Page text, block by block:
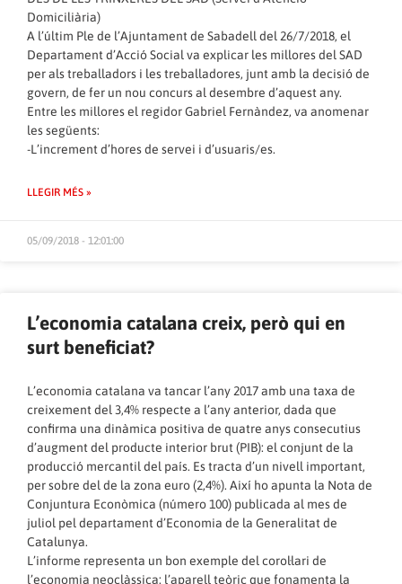
Domiciliària)
A l’últim Ple de l’Ajuntament de Sabadell del 26/7/2018, el
Departament d’Acció Social va explicar les millores del SAD
per als treballadors i les treballadores, junt amb la decisió de
govern, de fer un nou concurs al desembre d’aquest any.
Entre les millores el regidor Gabriel Fernàndez, va anomenar
les següents:
-L’increment d’hores de servei i d’usuaris/es.
LLEGIR MÉS »
05/09/2018 - 12:01:00
L’economia catalana creix, però qui en
surt beneficiat?
L’economia catalana va tancar l’any 2017 amb una taxa de
creixement del 3,4% respecte a l’any anterior, dada que
confirma una dinàmica positiva de quatre anys consecutius
d’augment del producte interior brut (PIB): el conjunt de la
producció mercantil del país. Es tracta d’un nivell important,
per sobre del de la zona euro (2,4%). Així ho apunta la Nota de
Conjuntura Econòmica (número 100) publicada al mes de
juliol pel departament d’Economia de la Generalitat de
Catalunya.
L’informe representa un bon exemple del corol·lari de
l’economia neoclàssica: l’aparell teòric que fonamenta la